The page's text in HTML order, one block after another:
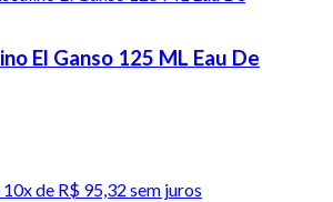
El Ganso 125 ML Eau De
10x de R$ 95,32 sem juros